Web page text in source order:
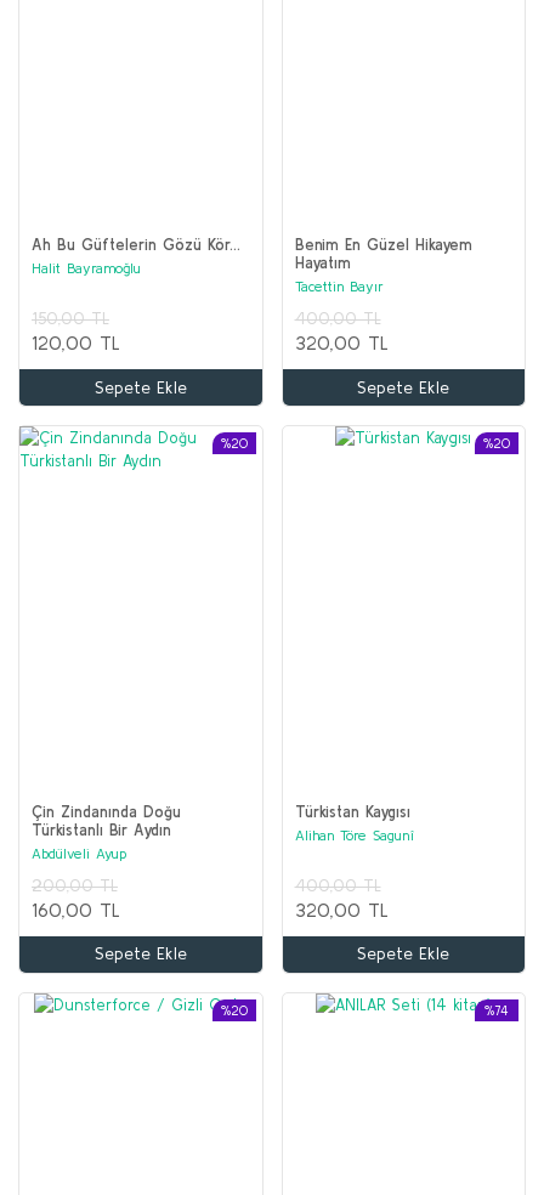
Ah Bu Güftelerin Gözü Kör...
Halit Bayramoğlu
150,00 TL
120,00 TL
Sepete Ekle
Benim En Güzel Hikayem
Hayatım
Tacettin Bayır
400,00 TL
320,00 TL
Sepete Ekle
%20
Çin Zindanında Doğu
Türkistanlı Bir Aydın
Abdülveli Ayup
200,00 TL
160,00 TL
Sepete Ekle
%20
Türkistan Kaygısı
Alihan Töre Sagunî
400,00 TL
320,00 TL
Sepete Ekle
%20 %74